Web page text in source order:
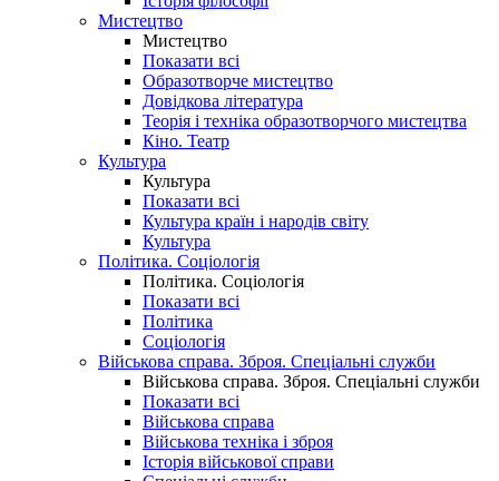
Мистецтво
Мистецтво
Показати всі
Образотворче мистецтво
Довідкова література
Теорія і техніка образотворчого мистецтва
Кіно. Театр
Культура
Культура
Показати всі
Культура країн і народів світу
Культура
Політика. Соціологія
Політика. Соціологія
Показати всі
Політика
Соціологія
Військова справа. Зброя. Спеціальні служби
Військова справа. Зброя. Спеціальні служби
Показати всі
Військова справа
Військова техніка і зброя
Історія військової справи